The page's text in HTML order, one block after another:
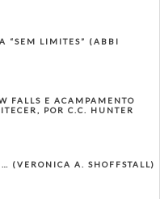
“SEM LIMITES” (ABBI
FALLS E ACAMPAMENTO
POR C.C. HUNTER
(VERONICA A. SHOFFSTALL)